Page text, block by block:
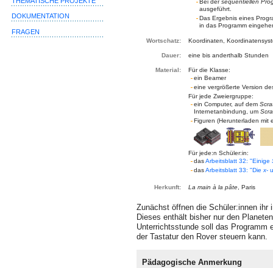
Bei dersequentiellen
ausgeführt.
Das Ergebnis eines
in das Programm
Wortschatz: Koordinaten,
Dauer: eine bis anderthalb Stunden
Material:
Für die Klasse:
ein Beamer
eine vergrößerte Version
Für jede Zweiergruppe:
ein Computer, auf dem
Internetanbindung, um
Figuren (Herunterladen mit
Für jede:n Schüler:in:
dasArbeitsblatt 32: "Einige
dasArbeitsblatt 33: "Diex-
Herkunft: La main à la pâte , Paris
Zunächst öffnen die Schüler:innen ihr
Dieses enthält bisher nur den
Unterrichtsstunde soll das Programm
der Tastatur den Rover steuern kann.
Pädagogische Anmerkung
DOKUMENTATION
FRAGEN